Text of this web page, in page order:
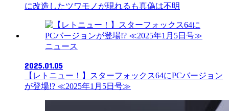
に改造したツワモノが現れるも真偽は不明
ニュース
2025.01.05
【レトニュー！】スターフォックス64にPCバージョン
が登場!? ≪2025年1月5日号≫